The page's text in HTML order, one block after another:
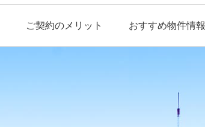
ご契約のメリット おすすめ物件情報